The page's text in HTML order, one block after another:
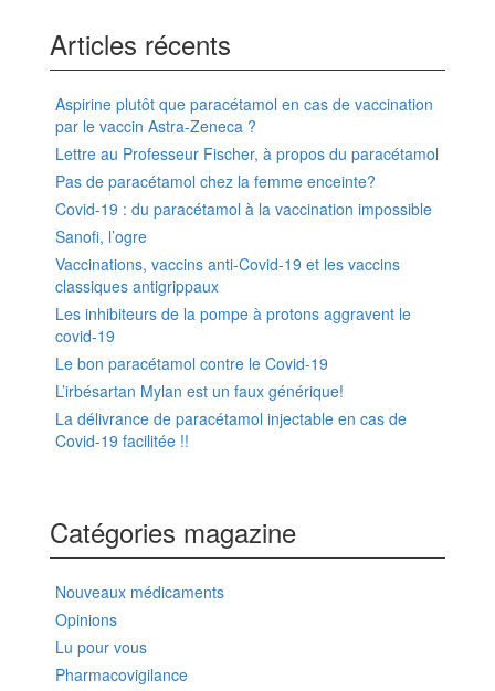
Articles récents
Aspirine plutôt que paracétamol en cas de vaccination
par le vaccin Astra-Zeneca ?
Lettre au Professeur Fischer, à propos du paracétamol
Pas de paracétamol chez la femme enceinte?
Covid-19 : du paracétamol à la vaccination impossible
Sanofi, l’ogre
Vaccinations, vaccins anti-Covid-19 et les vaccins
classiques antigrippaux
Les inhibiteurs de la pompe à protons aggravent le
covid-19
Le bon paracétamol contre le Covid-19
L’irbésartan Mylan est un faux générique!
La délivrance de paracétamol injectable en cas de
Covid-19 facilitée !!
Catégories magazine
Nouveaux médicaments
Opinions
Lu pour vous
Pharmacovigilance